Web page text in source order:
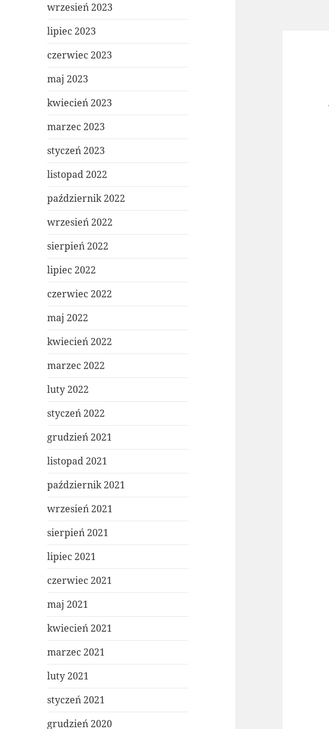
wrzesień 2023
lipiec 2023
czerwiec 2023
maj 2023
kwiecień 2023
marzec 2023
styczeń 2023
listopad 2022
październik 2022
wrzesień 2022
sierpień 2022
lipiec 2022
czerwiec 2022
maj 2022
kwiecień 2022
marzec 2022
luty 2022
styczeń 2022
grudzień 2021
listopad 2021
październik 2021
wrzesień 2021
sierpień 2021
lipiec 2021
czerwiec 2021
maj 2021
kwiecień 2021
marzec 2021
luty 2021
styczeń 2021
grudzień 2020